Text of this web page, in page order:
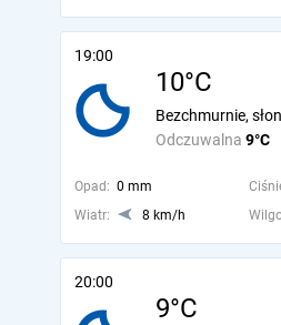
19:00
10°C
Odczuwalna 9°C
Bezchmurnie,
Opad: 0 mm
Wiatr:
8 km/h
20:00
9°C